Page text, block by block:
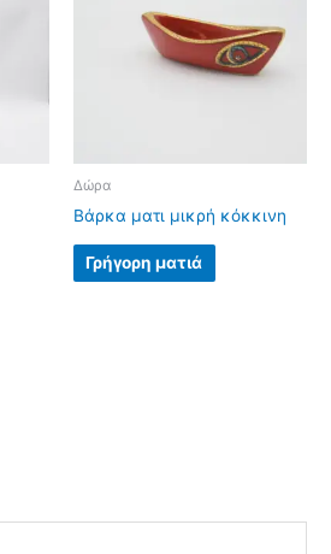
Δώρα
Βάρκα ματι μικρή κόκκινη
Γρήγορη ματιά